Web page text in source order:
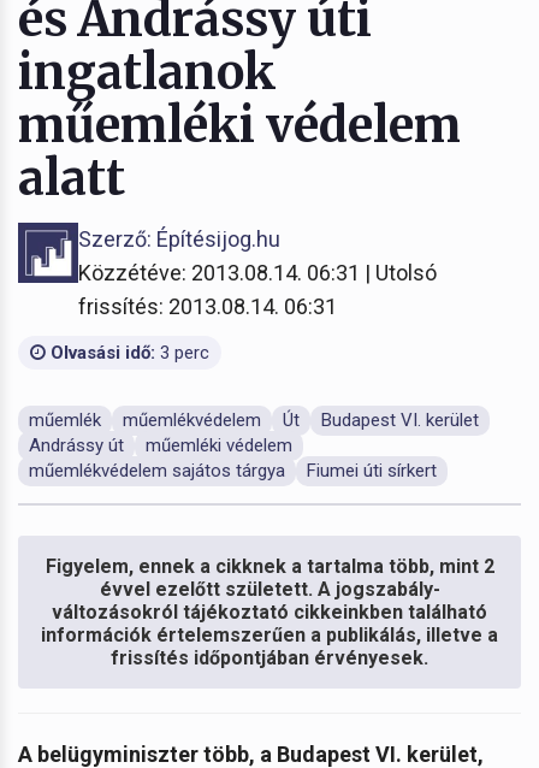
és Andrássy úti
ingatlanok
műemléki védelem
alatt
Szerző: Építésijog.hu
Közzétéve: 2013.08.14. 06:31 | Utolsó
frissítés: 2013.08.14. 06:31
Olvasási idő: 3 perc
műemlék műemlékvédelem Út
Budapest VI. kerület
Andrássy út
műemléki védelem
műemlékvédelem sajátos tárgya
Fiumei úti sírkert
Figyelem, ennek a cikknek a tartalma több, mint 2
évvel ezelőtt született. A jogszabály-
változásokról tájékoztató cikkeinkben található
információk értelemszerűen a publikálás, illetve a
frissítés időpontjában érvényesek.
A belügyminiszter több, a Budapest VI. kerület,